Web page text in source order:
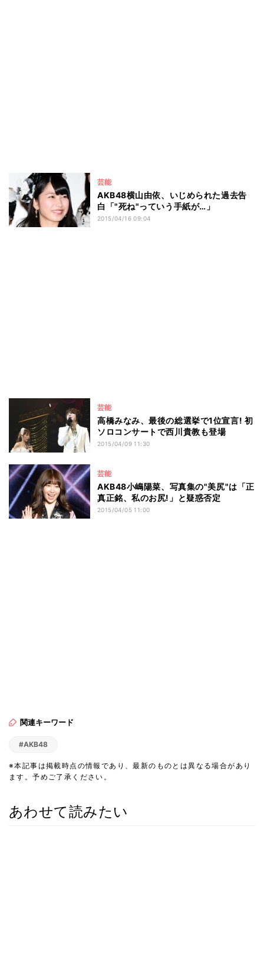
芸能
AKB48横山由依、いじめられた過去告
白「"死ね"っていう手紙が…」
2015/04/16 09:04
芸能
高橋みなみ、最後の総選挙で1位宣言! 初
ソロコンサートで西川貴教も登場
2015/04/09 11:30
芸能
AKB48小嶋陽菜、写真集の"美尻"は「正
真正銘、私のお尻!」と疑惑否定
2015/04/05 11:00
関連キーワード
#AKB48
※本記事は掲載時点の情報であり、最新のものとは異なる場合があり
ます。予めご了承ください。
あわせて読みたい